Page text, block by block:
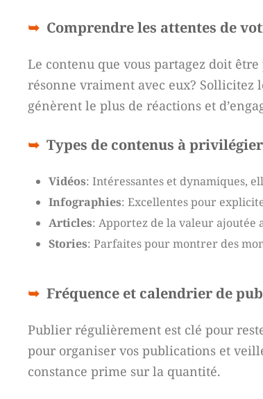
Comprendre les attentes de
Le contenu que vous partagez doit
résonne vraiment avec eux? Sollicitez
génèrent le plus de réactions et
Types de contenus à privilégier
Vidéos: Intéressantes et dynamiques,
Infographies: Excellentes pour
Articles: Apportez de la valeur ajoutée
Stories: Parfaites pour montrer des
Fréquence et calendrier de
Publier régulièrement est clé pour
pour organiser vos publications et
constance prime sur la quantité.